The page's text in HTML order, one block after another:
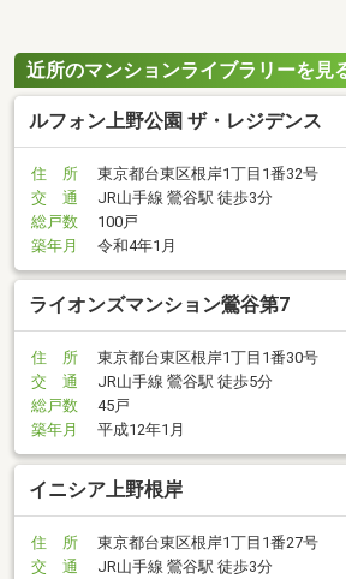
近所のマンションライブラリーを見
ルフォン上野公園 ザ・レジデンス
住 所
東京都台東区根岸1丁目1番32号
交 通
JR山手線 鶯谷駅 徒歩3分
総戸数
100戸
築年月
令和4年1月
ライオンズマンション鶯谷第7
住 所
東京都台東区根岸1丁目1番30号
交 通
JR山手線 鶯谷駅 徒歩5分
総戸数
45戸
築年月
平成12年1月
イニシア上野根岸
住 所
東京都台東区根岸1丁目1番27号
交 通
JR山手線 鶯谷駅 徒歩3分